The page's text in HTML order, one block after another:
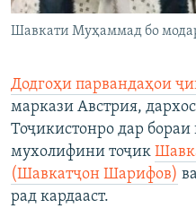
Шавкати Муҳаммад бо
Додгоҳи парвандаҳои
маркази Австрия,
Тоҷикистонро дар
мухолифини тоҷик
(Шавкатҷон Шарифов)
рад кардааст.